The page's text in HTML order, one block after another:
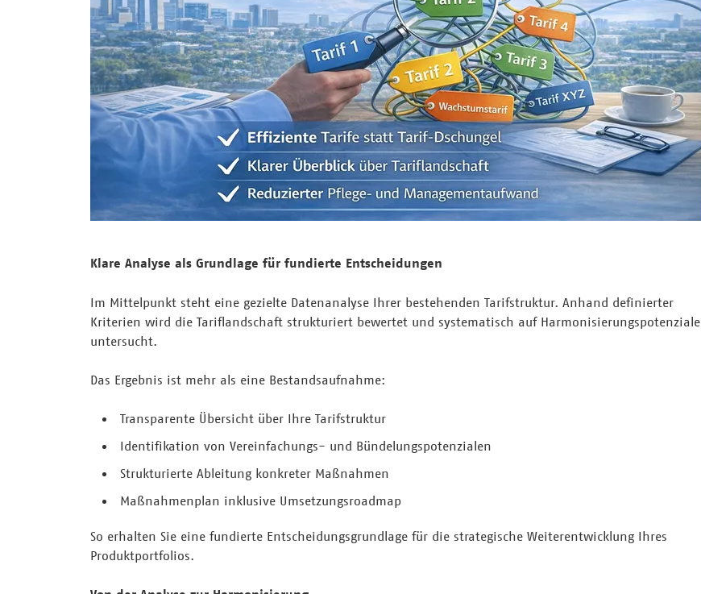
Klare Analyse als Grundlage für fundierte Entscheidungen
Im Mittelpunkt steht eine gezielte Datenanalyse Ihrer bestehenden Tarifstruktur. Anhand definierter
Kriterien wird die Tariflandschaft strukturiert bewertet und systematisch auf Harmonisierungspotenziale
untersucht.
Das Ergebnis ist mehr als eine Bestandsaufnahme:
Transparente Übersicht über Ihre Tarifstruktur
Identifikation von Vereinfachungs- und Bündelungspotenzialen
Strukturierte Ableitung konkreter Maßnahmen
Maßnahmenplan inklusive Umsetzungsroadmap
So erhalten Sie eine fundierte Entscheidungsgrundlage für die strategische Weiterentwicklung Ihres
Produktportfolios.